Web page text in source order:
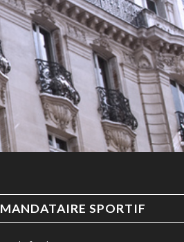
MANDATAIRE SPORTIF